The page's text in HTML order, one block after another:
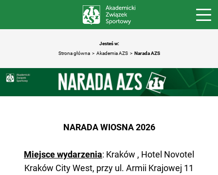
Jesteś w:
Strona główna
Akademia AZS Narada AZS
NARADA WIOSNA 2026
Miejsce wydarzenia: Kraków , Hotel Novotel
Kraków City West, przy ul. Armii Krajowej 11